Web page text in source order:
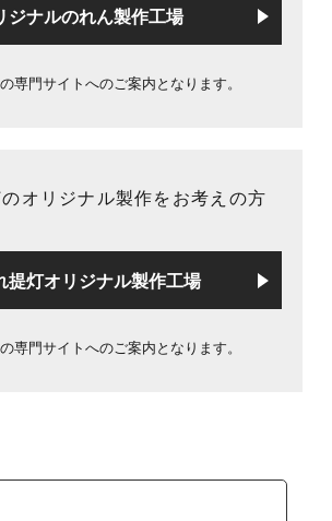
ジナルのれん製作工場
専門サイトへのご案内となります。
オリジナル製作をお考えの方
提灯オリジナル製作工場
専門サイトへのご案内となります。